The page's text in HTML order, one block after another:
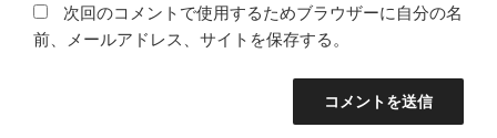
次回のコメントで使用するためブラウザーに自分の名
前、メールアドレス、サイトを保存する。